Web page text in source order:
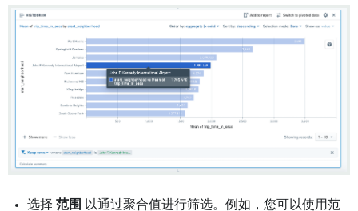
选择 范围
以通过聚合值进行筛选。例如，您可以使用范